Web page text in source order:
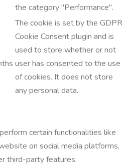
the category "Performance".
The cookie is set by the GDPR
Cookie Consent plugin and is
used to store whether or not
user has consented to the use
of cookies. It does not store
any personal data.
certain functionalities like
on social media platforms,
third-party features.